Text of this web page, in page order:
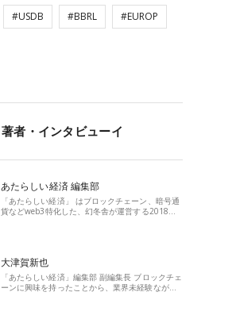
#USDB #BBRL #EUROP
著者・インタビューイ
あたらしい経済 編集部
「あたらしい経済」 はブロックチェーン、暗号通
貨などweb3特化した、幻冬舎が運営する2018…
大津賀新也
「あたらしい経済」編集部 副編集長 ブロックチェ
ーンに興味を持ったことから、業界未経験なが…